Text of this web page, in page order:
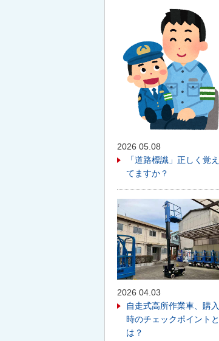
2026 05.08
「道路標識」正しく覚え
てますか？
2026 04.03
自走式高所作業車、購入
時のチェックポイントと
は？